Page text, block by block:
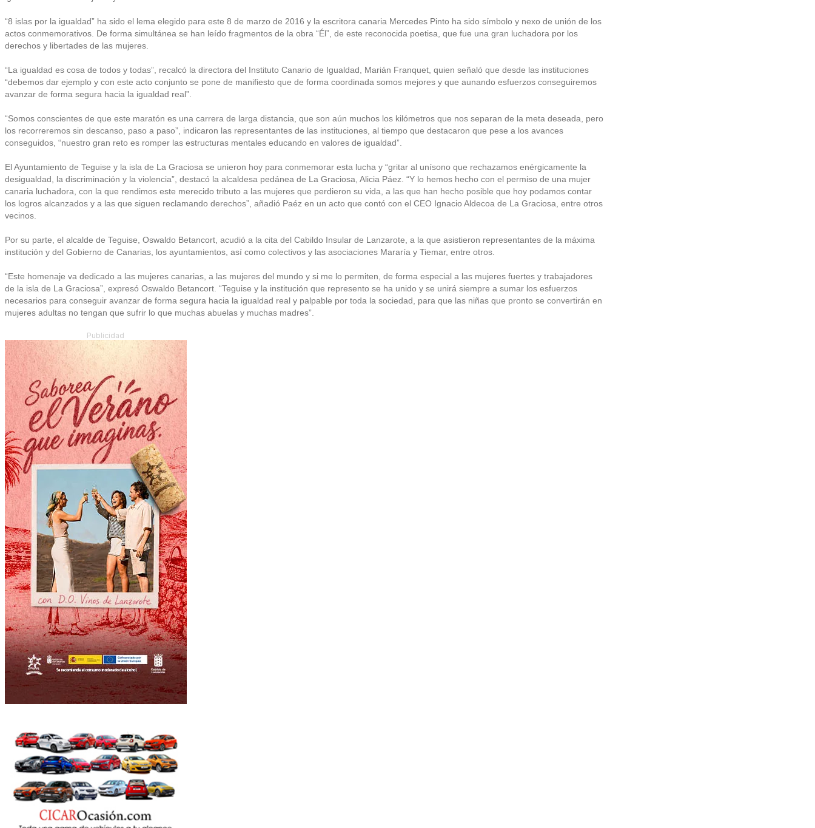
“8 islas por la igualdad” ha sido el lema elegido para este 8 de marzo de 2016 y la escritora canaria Mercedes Pinto ha sido símbolo y nexo de unión de los
actos conmemorativos. De forma simultánea se han leído fragmentos de la obra “Él”, de este reconocida poetisa, que fue una gran luchadora por los
derechos y libertades de las mujeres.
“La igualdad es cosa de todos y todas”, recalcó la directora del Instituto Canario de Igualdad, Marián Franquet, quien señaló que desde las instituciones
“debemos dar ejemplo y con este acto conjunto se pone de manifiesto que de forma coordinada somos mejores y que aunando esfuerzos conseguiremos
avanzar de forma segura hacia la igualdad real”.
“Somos conscientes de que este maratón es una carrera de larga distancia, que son aún muchos los kilómetros que nos separan de la meta deseada, pero
los recorreremos sin descanso, paso a paso”, indicaron las representantes de las instituciones, al tiempo que destacaron que pese a los avances
conseguidos, “nuestro gran reto es romper las estructuras mentales educando en valores de igualdad”.
El Ayuntamiento de Teguise y la isla de La Graciosa se unieron hoy para conmemorar esta lucha y “gritar al unísono que rechazamos enérgicamente la
desigualdad, la discriminación y la violencia”, destacó la alcaldesa pedánea de La Graciosa, Alicia Páez. “Y lo hemos hecho con el permiso de una mujer
canaria luchadora, con la que rendimos este merecido tributo a las mujeres que perdieron su vida, a las que han hecho posible que hoy podamos contar
los logros alcanzados y a las que siguen reclamando derechos”, añadió Paéz en un acto que contó con el CEO Ignacio Aldecoa de La Graciosa, entre otros
vecinos.
Por su parte, el alcalde de Teguise, Oswaldo Betancort, acudió a la cita del Cabildo Insular de Lanzarote, a la que asistieron representantes de la máxima
institución y del Gobierno de Canarias, los ayuntamientos, así como colectivos y las asociaciones Mararía y Tiemar, entre otros.
“Este homenaje va dedicado a las mujeres canarias, a las mujeres del mundo y si me lo permiten, de forma especial a las mujeres fuertes y trabajadores
de la isla de La Graciosa”, expresó Oswaldo Betancort. “Teguise y la institución que represento se ha unido y se unirá siempre a sumar los esfuerzos
necesarios para conseguir avanzar de forma segura hacia la igualdad real y palpable por toda la sociedad, para que las niñas que pronto se convertirán en
mujeres adultas no tengan que sufrir lo que muchas abuelas y muchas madres”.
Publicidad